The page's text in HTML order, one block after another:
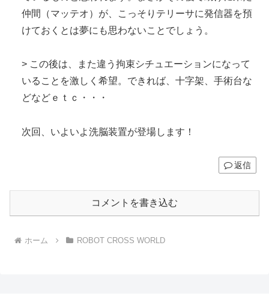
仲間（マッテオ）が、こっそりテリーサに発信器を預
けておくとは夢にも思わないことでしょう。
> この後は、また違う拘束シチュエーションになって
いることを激しく希望。できれば、十字架、手術台な
どなどｅｔｃ・・・
次回、いよいよ洗脳装置が登場します！
返信
コメントを書き込む
ホーム ROBOT CROSS WORLD